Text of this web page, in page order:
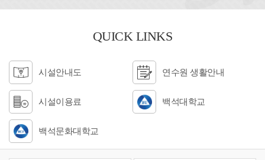
QUICK LINKS
시설안내도 연수원 생활안내
시설이용료 백석대학교
백석문화대학교